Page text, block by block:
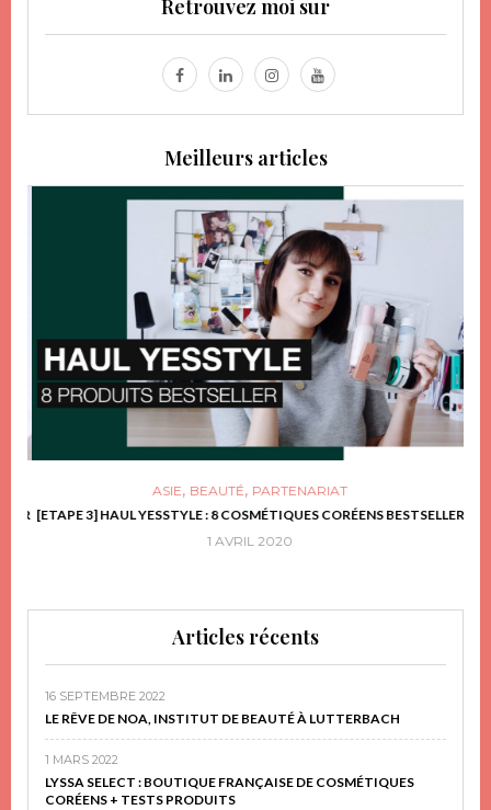
Retrouvez moi sur
Meilleurs articles
ASIE, BEAUTÉ, PARTENARIAT
[ETAPE 3] HAUL YESSTYLE : 8 COSMÉTIQUES CORÉENS BESTSELLER
1 AVRIL 2020
Articles récents
16 SEPTEMBRE 2022
LE RÊVE DE NOA, INSTITUT DE BEAUTÉ À LUTTERBACH
1 MARS 2022
LYSSA SELECT : BOUTIQUE FRANÇAISE DE COSMÉTIQUES
CORÉENS + TESTS PRODUITS